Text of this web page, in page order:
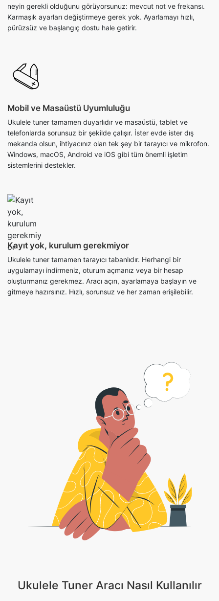
neyin gerekli olduğunu görüyorsunuz: mevcut not ve frekansı.
Karmaşık ayarları değiştirmeye gerek yok. Ayarlamayı hızlı,
pürüzsüz ve başlangıç ​​dostu hale getirir.
Mobil ve Masaüstü Uyumluluğu
Ukulele tuner tamamen duyarlıdır ve masaüstü, tablet ve
telefonlarda sorunsuz bir şekilde çalışır. İster evde ister dış
mekanda olsun, ihtiyacınız olan tek şey bir tarayıcı ve mikrofon.
Windows, macOS, Android ve iOS gibi tüm önemli işletim
sistemlerini destekler.
Kayıt yok, kurulum gerekmiyor
Ukulele tuner tamamen tarayıcı tabanlıdır. Herhangi bir
uygulamayı indirmeniz, oturum açmanız veya bir hesap
oluşturmanız gerekmez. Aracı açın, ayarlamaya başlayın ve
gitmeye hazırsınız. Hızlı, sorunsuz ve her zaman erişilebilir.
Ukulele Tuner Aracı Nasıl Kullanılır